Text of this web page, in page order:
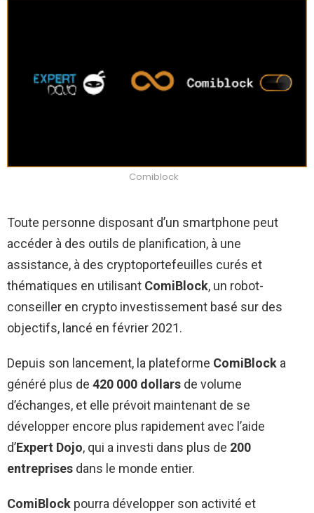
Comiblock
Toute personne disposant d’un smartphone peut
accéder à des outils de planification, à une
assistance, à des cryptoportefeuilles curés et
thématiques en utilisant ComiBlock, un robot-
conseiller en crypto investissement basé sur des
objectifs, lancé en février 2021.
Depuis son lancement, la plateforme ComiBlock a
généré plus de 420 000 dollars de volume
d’échanges, et elle prévoit maintenant de se
développer encore plus rapidement avec l’aide
d’Expert Dojo, qui a investi dans plus de 200
entreprises dans le monde entier.
ComiBlock pourra développer son activité et